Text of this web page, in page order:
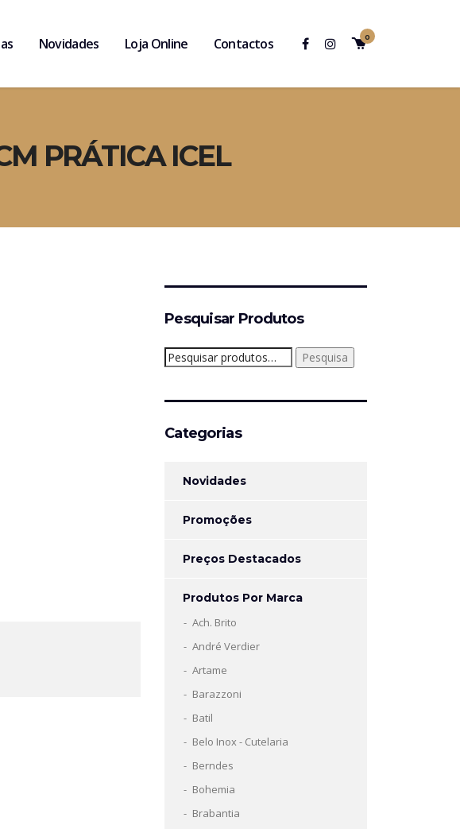
0
Novidades Loja Online Contactos
PRÁTICA ICEL
Pesquisar Produtos
Pesquisar
por:
Pesquisa
Categorias
Novidades
Promoções
Preços Destacados
Produtos Por Marca
Ach. Brito
André Verdier
Artame
Barazzoni
Batil
Belo Inox - Cutelaria
Berndes
Bohemia
Brabantia